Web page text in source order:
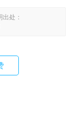
处：